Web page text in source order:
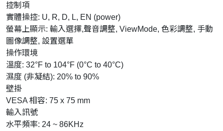
控制項
實體操控: U, R, D, L, EN (power)
螢幕上顯示: 輸入選擇,聲音調整, ViewMode, 色彩調整, 手動
圖像調整, 設置選單
操作環境
溫度: 32°F to 104°F (0°C to 40°C)
濕度 (非凝結): 20% to 90%
壁掛
VESA 相容: 75 x 75 mm
輸入訊號
水平頻率: 24 ~ 86KHz